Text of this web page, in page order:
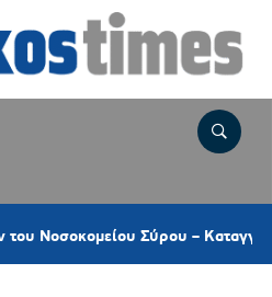
Σύρου – Καταγγέλλει